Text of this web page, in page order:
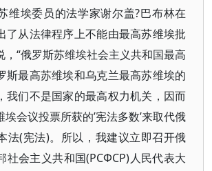
维埃委员的法学家谢尔盖?巴布林在
了从法律程序上不能由最高苏维埃批
，“俄罗斯苏维埃社会主义共和国最高
斯最高苏维埃和乌克兰最高苏维埃的
我们不是国家的最高权力机关，因而
会议投票所获的’宪法多数’来取代俄
法(宪法)。所以，我建议立即召开俄
社会主义共和国(РСФСР)人民代表大